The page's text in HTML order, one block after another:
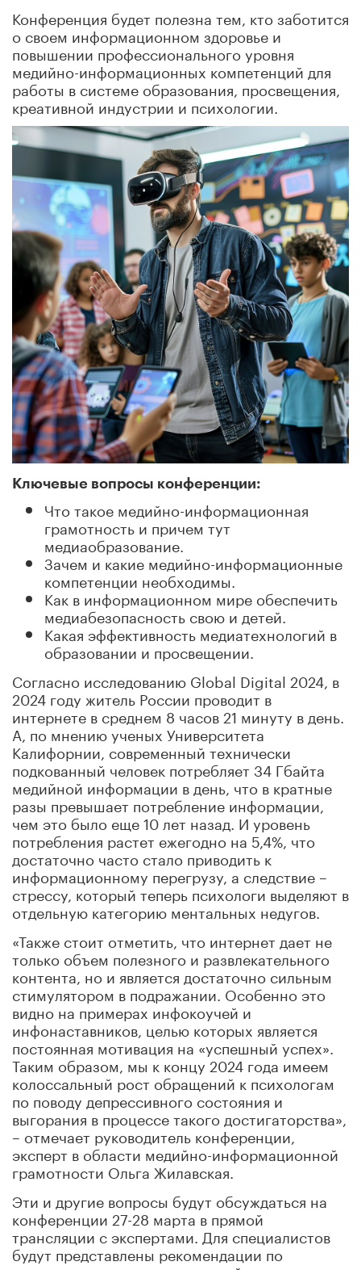
Конференция будет полезна тем, кто заботится
о своем информационном здоровье и
повышении профессионального уровня
медийно-информационных компетенций для
работы в системе образования, просвещения,
креативной индустрии и психологии.
Ключевые вопросы конференции:
Что такое медийно-информационная
грамотность и причем тут
медиаобразование.
Зачем и какие медийно-информационные
компетенции необходимы.
Как в информационном мире обеспечить
медиабезопасность свою и детей.
Какая эффективность медиатехнологий в
образовании и просвещении.
Согласно исследованию Global Digital 2024, в
2024 году житель России проводит в
интернете в среднем 8 часов 21 минуту в день.
А, по мнению ученых Университета
Калифорнии, современный технически
подкованный человек потребляет 34 Гбайта
медийной информации в день, что в кратные
разы превышает потребление информации,
чем это было еще 10 лет назад. И уровень
потребления растет ежегодно на 5,4%, что
достаточно часто стало приводить к
информационному перегрузу, а следствие –
стрессу, который теперь психологи выделяют в
отдельную категорию ментальных недугов.
«Также стоит отметить, что интернет дает не
только объем полезного и развлекательного
контента, но и является достаточно сильным
стимулятором в подражании. Особенно это
видно на примерах инфокоучей и
инфонаставников, целью которых является
постоянная мотивация на «успешный успех».
Таким образом, мы к концу 2024 года имеем
колоссальный рост обращений к психологам
по поводу депрессивного состояния и
выгорания в процессе такого достигаторства»,
– отмечает руководитель конференции,
эксперт в области медийно-информационной
грамотности Ольга Жилавская.
Эти и другие вопросы будут обсуждаться на
конференции 27-28 марта в прямой
трансляции с экспертами. Для специалистов
будут представлены рекомендации по